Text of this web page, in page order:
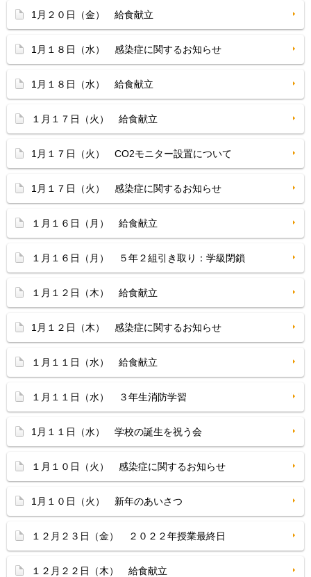
1月２０日（金） 給食献立
1月１８日（水） 感染症に関するお知らせ
1月１８日（水） 給食献立
１月１７日（火） 給食献立
1月１７日（火） CO2モニター設置について
1月１７日（火） 感染症に関するお知らせ
１月１６日（月） 給食献立
１月１６日（月） ５年２組引き取り：学級閉鎖
１月１２日（木） 給食献立
1月１２日（木） 感染症に関するお知らせ
１月１１日（水） 給食献立
１月１１日（水） ３年生消防学習
1月１１日（水） 学校の誕生を祝う会
１月１０日（火） 感染症に関するお知らせ
1月１０日（火） 新年のあいさつ
１２月２３日（金） ２０２２年授業最終日
１２月２２日（木） 給食献立